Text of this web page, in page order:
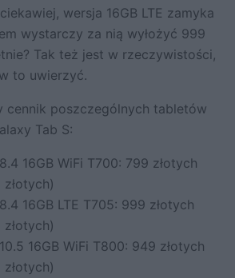
wersja 16GB LTE zamyka
wystarczy za nią wyłożyć 999
Tak też jest w rzeczywistości,
to uwierzyć.
cennik poszczególnych tabletów
Tab S:
16GB WiFi T700: 799 złotych
16GB LTE T705: 999 złotych
16GB WiFi T800: 949 złotych